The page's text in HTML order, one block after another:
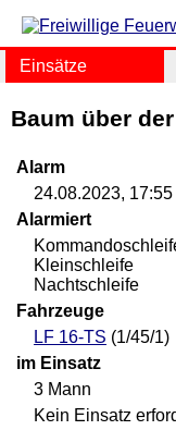
Einsätze
Baum über
Alarm
24.08.2023,
Alarmiert
Kleinschleife
Nachtschleife
Fahrzeuge
LF 16-TS (1/45/1)
im Einsatz
3 Mann
Kein Einsatz